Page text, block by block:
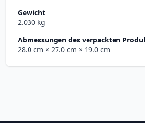
Gewicht
2.030 kg
Abmessungen des verpackten
28.0 cm × 27.0 cm × 19.0 cm